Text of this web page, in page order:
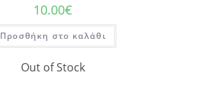
10.00€
Προσθήκη στο καλάθι
Out of Stock